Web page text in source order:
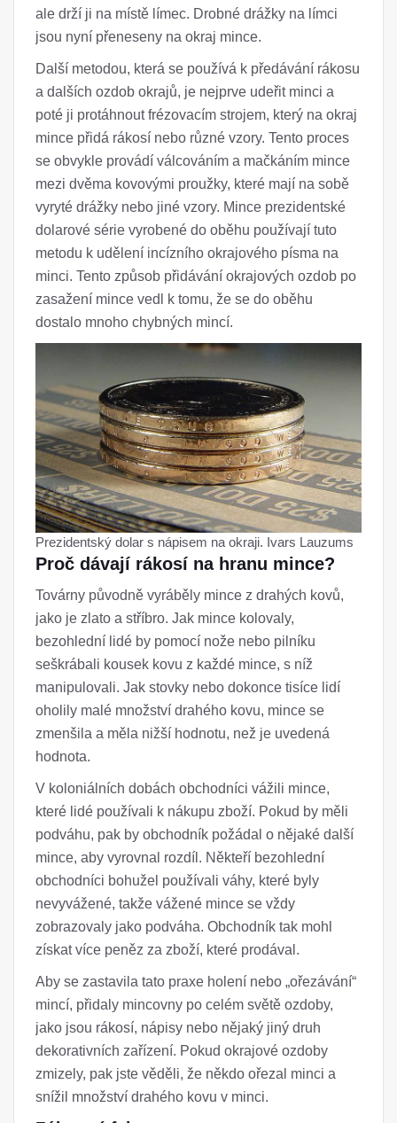
ale drží ji na místě límec. Drobné drážky na límci
jsou nyní přeneseny na okraj mince.
Další metodou, která se používá k předávání rákosu
a dalších ozdob okrajů, je nejprve udeřit minci a
poté ji protáhnout frézovacím strojem, který na okraj
mince přidá rákosí nebo různé vzory. Tento proces
se obvykle provádí válcováním a mačkáním mince
mezi dvěma kovovými proužky, které mají na sobě
vyryté drážky nebo jiné vzory. Mince prezidentské
dolarové série vyrobené do oběhu používají tuto
metodu k udělení incízního okrajového písma na
minci. Tento způsob přidávání okrajových ozdob po
zasažení mince vedl k tomu, že se do oběhu
dostalo mnoho chybných mincí.
Prezidentský dolar s nápisem na okraji. Ivars Lauzums
Proč dávají rákosí na hranu mince?
Továrny původně vyráběly mince z drahých kovů,
jako je zlato a stříbro. Jak mince kolovaly,
bezohlední lidé by pomocí nože nebo pilníku
seškrábali kousek kovu z každé mince, s níž
manipulovali. Jak stovky nebo dokonce tisíce lidí
oholily malé množství drahého kovu, mince se
zmenšila a měla nižší hodnotu, než je uvedená
hodnota.
V koloniálních dobách obchodníci vážili mince,
které lidé používali k nákupu zboží. Pokud by měli
podváhu, pak by obchodník požádal o nějaké další
mince, aby vyrovnal rozdíl. Někteří bezohlední
obchodníci bohužel používali váhy, které byly
nevyvážené, takže vážené mince se vždy
zobrazovaly jako podváha. Obchodník tak mohl
získat více peněz za zboží, které prodával.
Aby se zastavila tato praxe holení nebo „ořezávání“
mincí, přidaly mincovny po celém světě ozdoby,
jako jsou rákosí, nápisy nebo nějaký jiný druh
dekorativních zařízení. Pokud okrajové ozdoby
zmizely, pak jste věděli, že někdo ořezal minci a
snížil množství drahého kovu v minci.